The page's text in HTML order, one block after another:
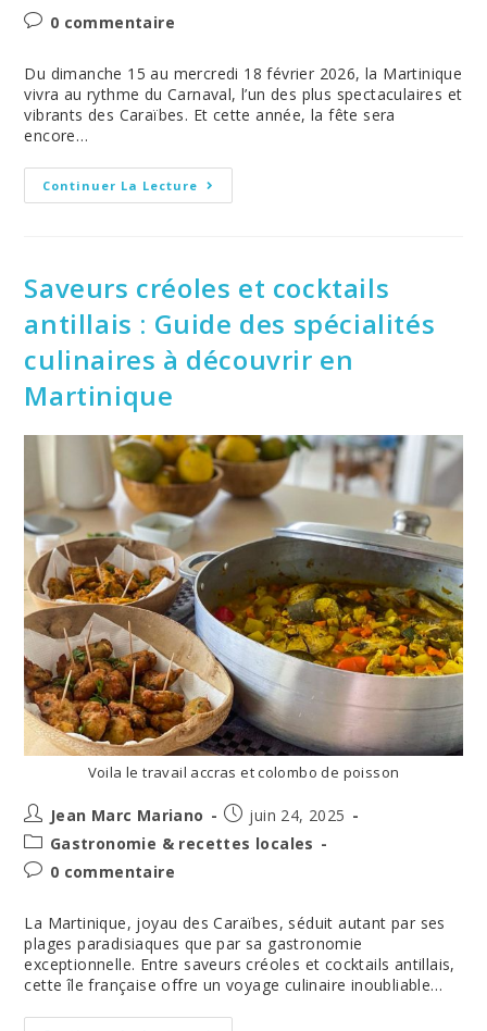
la
publication :
category:
Post0 commentaire
Du dimanche 15 au mercredi 18 février 2026, la Martinique
vivra au rythme du Carnaval, l’un des plus spectaculaires et
vibrants des Caraïbes. Et cette année, la fête sera
encore…
Continuer La Lecture Carnaval
De
Folie,
Tradition
Passion
Antillaise
Saveurs créoles et cocktails
antillais : Guide des spécialités
culinaires à découvrir en
Martinique
Voila le travail accras et colombo de poisson
Auteur/autrice
de
la
publication :
Jean Marc Mariano
Post
published:
juin 24, 2025
Post
category:
Gastronomie & recettes locales
Post0 commentaire
La Martinique, joyau des Caraïbes, séduit autant par ses
plages paradisiaques que par sa gastronomie
exceptionnelle. Entre saveurs créoles et cocktails antillais,
cette île française offre un voyage culinaire inoubliable…